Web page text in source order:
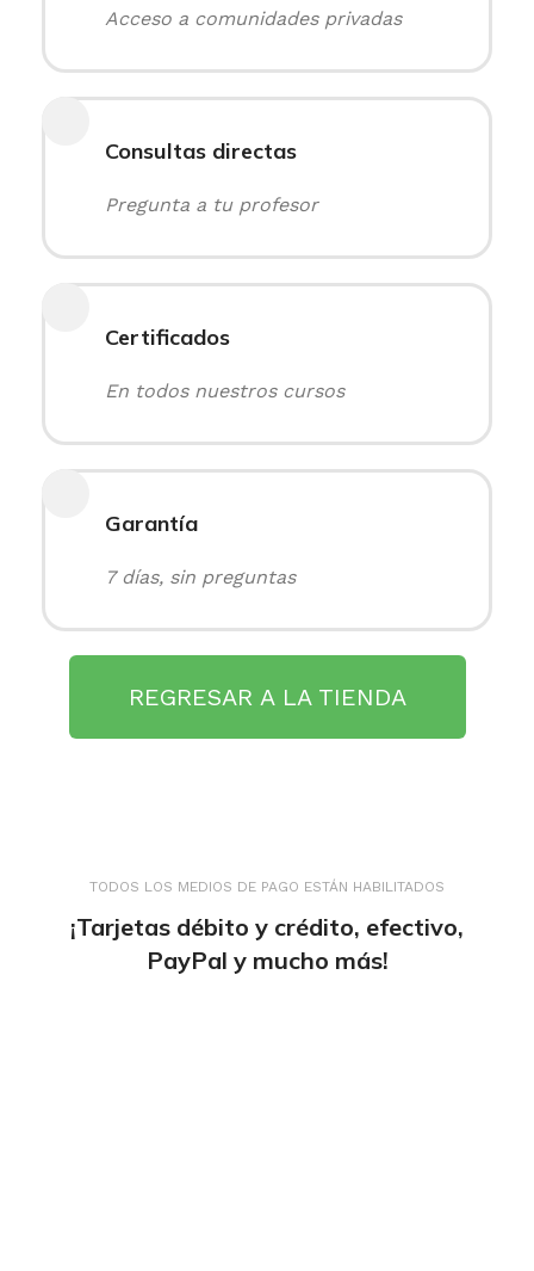
Acceso a comunidades privadas
Consultas directas
Pregunta a tu profesor
Certificados
En todos nuestros cursos
Garantía
7 días, sin preguntas
REGRESAR A LA TIENDA
TODOS LOS MEDIOS DE PAGO ESTÁN HABILITADOS
¡Tarjetas débito y crédito, efectivo,
PayPal y mucho más!